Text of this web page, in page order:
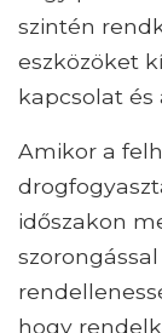
szintén
eszközöket
kapcsolat és
Amikor a
időszakon
hogy